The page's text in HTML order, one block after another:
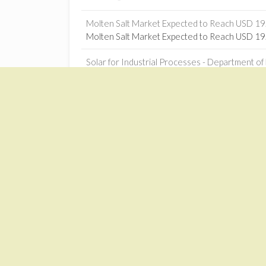
Molten Salt Market Expected to Reach USD
Molten Salt Market Expected to Reach USD
Solar for Industrial Processes - Department of